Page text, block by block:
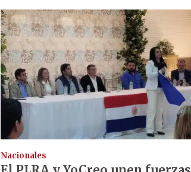
Nacionales